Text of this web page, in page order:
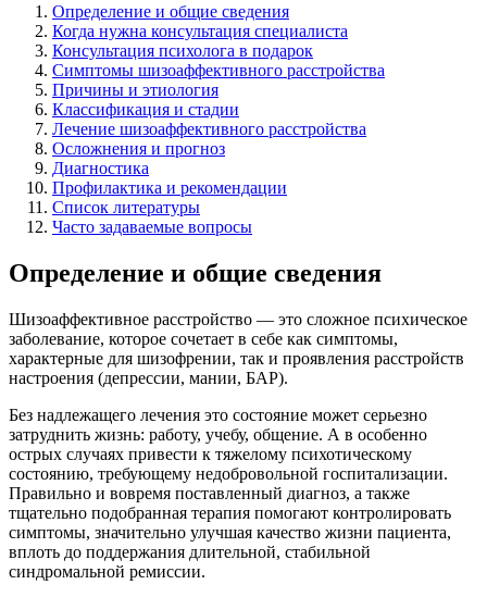
Определение и общие сведения
Когда нужна консультация специалиста
Консультация психолога в подарок
Симптомы шизоаффективного расстройства
Причины и этиология
Классификация и стадии
Лечение шизоаффективного расстройства
Осложнения и прогноз
Диагностика
Профилактика и рекомендации
Список литературы
Часто задаваемые вопросы
Определение и общие сведения
Шизоаффективное расстройство — это сложное психическое
заболевание, которое сочетает в себе как симптомы,
характерные для шизофрении, так и проявления расстройств
настроения (депрессии, мании, БАР).
Без надлежащего лечения это состояние может серьезно
затруднить жизнь: работу, учебу, общение. А в особенно
острых случаях привести к тяжелому психотическому
состоянию, требующему недобровольной госпитализации.
Правильно и вовремя поставленный диагноз, а также
тщательно подобранная терапия помогают контролировать
симптомы, значительно улучшая качество жизни пациента,
вплоть до поддержания длительной, стабильной
синдромальной ремиссии.